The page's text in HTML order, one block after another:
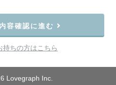
容確認に進む
持ちの方はこちら
Lovegraph Inc.